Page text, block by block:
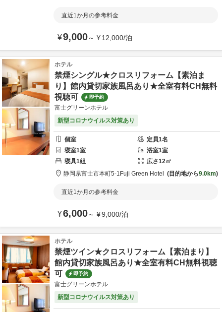
直近1か月の参考料金
¥9,000～ ¥12,000/泊
ホテル
禁煙シングル★クロスリフォーム【素泊ま
り】館内貸切家族風呂あり★全室有料CH無料
視聴可
即予約
富士グリーンホテル
新型コロナウイルス対策あり
個室 定員1名
寝室1室 浴室1室
寝具1組 広さ12㎡
静岡県富士市本町5-1 Fuji Green Hotel 目的地から9.0km
直近1か月の参考料金
¥6,000～ ¥9,000/泊
ホテル
禁煙ツイン★クロスリフォーム【素泊まり】
館内貸切家族風呂あり★全室有料CH無料視聴
可
即予約
富士グリーンホテル
新型コロナウイルス対策あり